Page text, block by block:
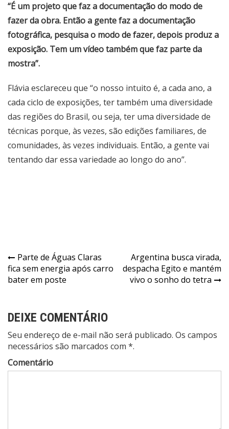
“É um projeto que faz a documentação do modo de
fazer da obra. Então a gente faz a documentação
fotográfica, pesquisa o modo de fazer, depois produz a
exposição. Tem um vídeo também que faz parte da
mostra”.
Flávia esclareceu que “o nosso intuito é, a cada ano, a
cada ciclo de exposições, ter também uma diversidade
das regiões do Brasil, ou seja, ter uma diversidade de
técnicas porque, às vezes, são edições familiares, de
comunidades, às vezes individuais. Então, a gente vai
tentando dar essa variedade ao longo do ano”.
Navegação
de
Parte de Águas Claras
fica sem energia após carro
bater em poste
Argentina busca virada,
despacha Egito e mantém
vivo o sonho do tetra
DEIXE COMENTÁRIO
Seu endereço de e-mail não será publicado. Os campos
necessários são marcados com *.
Comentário